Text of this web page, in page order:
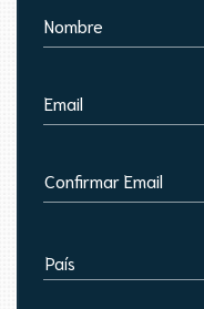
Nombre
Email
Confirmar Email
País